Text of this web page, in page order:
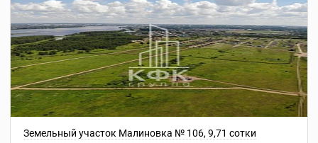
Земельный участок Малиновка № 106, 9,71 сотки